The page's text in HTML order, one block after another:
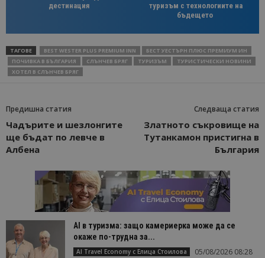
дестинация
туризъм с технологиите на
бъдещето
ТАГОВЕ BEST WESTER PLUS PREMIUM INN
БЕСТ УЕСТЪРН ПЛЮС ПРЕМИУМ ИН
ПОЧИВКА В БЪЛГАРИЯ
СЛЪНЧЕВ БРЯГ ТУРИЗЪМ
ТУРИСТИЧЕСКИ НОВИНИ
ХОТЕЛ В СЛЪНЧЕВ БРЯГ
Предишна статия
Чадърите и шезлонгите
ще бъдат по левче в
Албена
Следваща статия
Златното съкровище на
Тутанкамон пристигна в
България
AI в туризма: защо камериерка може да се
окаже по-трудна за...
AI Travel Economy с Елица Стоилова 05/08/2026 08:28